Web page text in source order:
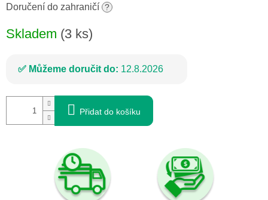
cena:
Doručení do zahraničí ?
Skladem (3 ks)
Můžeme doručit do: 12.8.2026
Přidat do košíku